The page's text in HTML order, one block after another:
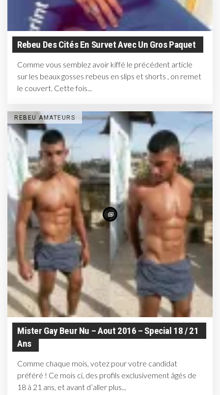
Rebeu Des Cités En Survet Avec Un Gros Paquet
Comme vous semblez avoir kiffé le précédent article
sur les beaux gosses rebeus en slips et shorts , on remet
le couvert. Cette fois...
REBEU AMATEURS
Mister Gay Beur Nu – Aout 2016 – Special 18 / 21
Ans
Comme chaque mois, votez pour votre candidat
préféré ! Ce mois ci, des profils exclusivement âgés de
18 à 21 ans, et avant d’aller plus...